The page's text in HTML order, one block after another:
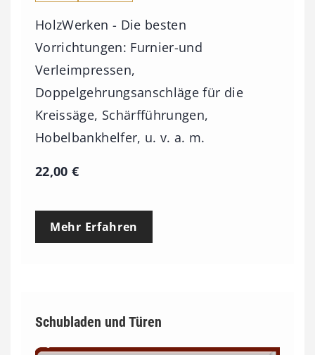
HolzWerken - Die besten
Vorrichtungen: Furnier-und
Verleimpressen,
Doppelgehrungsanschläge für die
Kreissäge, Schärfführungen,
Hobelbankhelfer, u. v. a. m.
22,00€
Mehr Erfahren
Schubladen und Türen